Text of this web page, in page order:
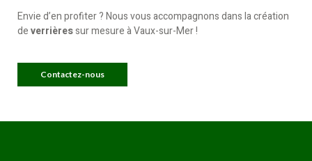
Envie d’en profiter ? Nous vous accompagnons dans la création
deverrièressur mesure à Vaux-sur-Mer !
Contactez-nous